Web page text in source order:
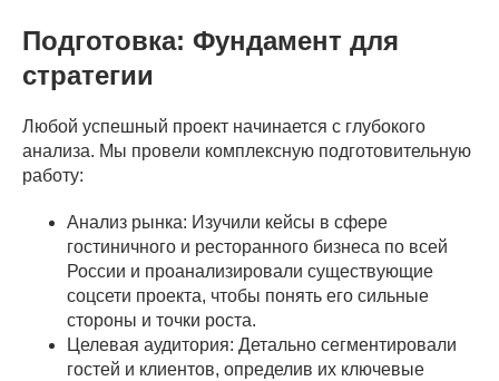
Подготовка: Фундамент для
стратегии
Любой успешный проект начинается с глубокого
анализа. Мы провели комплексную подготовительную
работу:
Анализ рынка: Изучили кейсы в сфере
гостиничного и ресторанного бизнеса по всей
России и проанализировали существующие
соцсети проекта, чтобы понять его сильные
стороны и точки роста.
Целевая аудитория: Детально сегментировали
гостей и клиентов, определив их ключевые